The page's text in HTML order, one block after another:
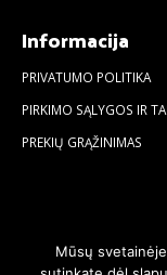
Informacija
PRIVATUMO POLITIKA
PIRKIMO SĄLYGOS IR
PREKIŲ GRĄŽINIMAS
Mūsų